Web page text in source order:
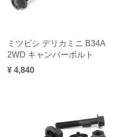
ミツビシ デリカミニ B34A
2WD キャンバーボルト
¥ 4,840